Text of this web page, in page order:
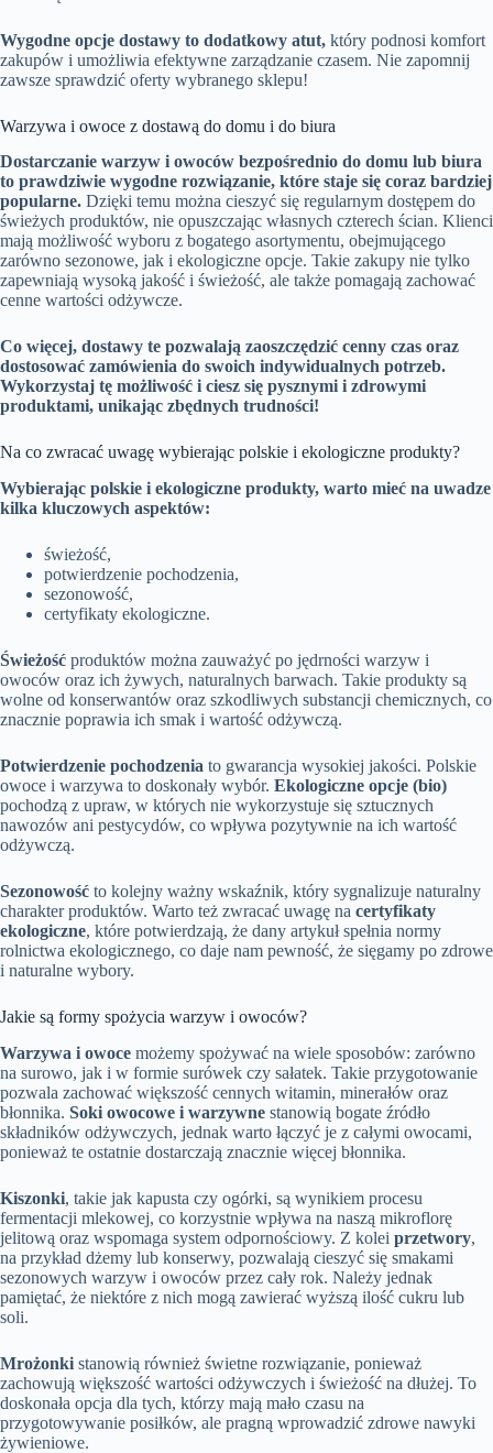
Wygodne opcje dostawy to dodatkowy atut, który podnosi komfort
zakupów i umożliwia efektywne zarządzanie czasem. Nie zapomnij
zawsze sprawdzić oferty wybranego sklepu!
Warzywa i owoce z dostawą do domu i do biura
Dostarczanie warzyw i owoców bezpośrednio do domu lub biura
to prawdziwie wygodne rozwiązanie, które staje się coraz bardziej
popularne. Dzięki temu można cieszyć się regularnym dostępem do
świeżych produktów, nie opuszczając własnych czterech ścian. Klienci
mają możliwość wyboru z bogatego asortymentu, obejmującego
zarówno sezonowe, jak i ekologiczne opcje. Takie zakupy nie tylko
zapewniają wysoką jakość i świeżość, ale także pomagają zachować
cenne wartości odżywcze.
Co więcej, dostawy te pozwalają zaoszczędzić cenny czas oraz
dostosować zamówienia do swoich indywidualnych potrzeb.
Wykorzystaj tę możliwość i ciesz się pysznymi i zdrowymi
produktami, unikając zbędnych trudności!
Na co zwracać uwagę wybierając polskie i ekologiczne produkty?
Wybierając polskie i ekologiczne produkty, warto mieć na uwadze
kilka kluczowych aspektów:
świeżość,
potwierdzenie pochodzenia,
sezonowość,
certyfikaty ekologiczne.
Świeżość produktów można zauważyć po jędrności warzyw i
owoców oraz ich żywych, naturalnych barwach. Takie produkty są
wolne od konserwantów oraz szkodliwych substancji chemicznych, co
znacznie poprawia ich smak i wartość odżywczą.
Potwierdzenie pochodzenia to gwarancja wysokiej jakości. Polskie
owoce i warzywa to doskonały wybór. Ekologiczne opcje (bio)
pochodzą z upraw, w których nie wykorzystuje się sztucznych
nawozów ani pestycydów, co wpływa pozytywnie na ich wartość
odżywczą.
Sezonowość to kolejny ważny wskaźnik, który sygnalizuje naturalny
charakter produktów. Warto też zwracać uwagę na certyfikaty
ekologiczne, które potwierdzają, że dany artykuł spełnia normy
rolnictwa ekologicznego, co daje nam pewność, że sięgamy po zdrowe
i naturalne wybory.
Jakie są formy spożycia warzyw i owoców?
Warzywa i owoce możemy spożywać na wiele sposobów: zarówno
na surowo, jak i w formie surówek czy sałatek. Takie przygotowanie
pozwala zachować większość cennych witamin, minerałów oraz
błonnika. Soki owocowe i warzywne stanowią bogate źródło
składników odżywczych, jednak warto łączyć je z całymi owocami,
ponieważ te ostatnie dostarczają znacznie więcej błonnika.
Kiszonki, takie jak kapusta czy ogórki, są wynikiem procesu
fermentacji mlekowej, co korzystnie wpływa na naszą mikroflorę
jelitową oraz wspomaga system odpornościowy. Z kolei przetwory,
na przykład dżemy lub konserwy, pozwalają cieszyć się smakami
sezonowych warzyw i owoców przez cały rok. Należy jednak
pamiętać, że niektóre z nich mogą zawierać wyższą ilość cukru lub
soli.
Mrożonki stanowią również świetne rozwiązanie, ponieważ
zachowują większość wartości odżywczych i świeżość na dłużej. To
doskonała opcja dla tych, którzy mają mało czasu na
przygotowywanie posiłków, ale pragną wprowadzić zdrowe nawyki
żywieniowe.